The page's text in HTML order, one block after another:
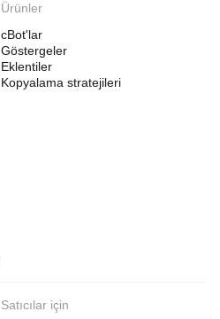
Ürünler
cBot'lar
Göstergeler
Eklentiler
Kopyalama stratejileri
Satıcılar için